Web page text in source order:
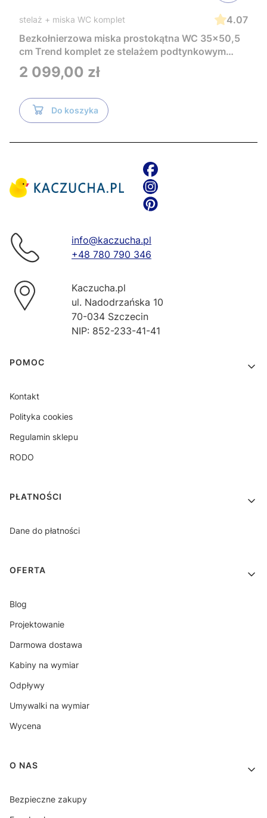
stelaż + miska WC komplet
4.07
Bezkołnierzowa miska prostokątna WC 35x50,5
cm Trend komplet ze stelażem podtynkowym
Tece i czarnym przyciskiem TeceNow
TR2216+Tece
Cena
2 099,00 zł
Do koszyka
info@kaczucha.pl
+48 780 790 346
Kaczucha.pl
ul. Nadodrzańska 10
70-034 Szczecin
NIP: 852-233-41-41
Linki w stopce
POMOC
Kontakt
Polityka cookies
Regulamin sklepu
RODO
PŁATNOŚCI
Dane do płatności
OFERTA
Blog
Projektowanie
Darmowa dostawa
Kabiny na wymiar
Odpływy
Umywalki na wymiar
Wycena
O NAS
Bezpieczne zakupy